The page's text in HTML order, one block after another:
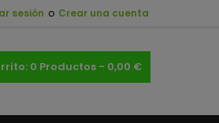
sesión o Crear una cuenta
0 Productos - 0,00 €